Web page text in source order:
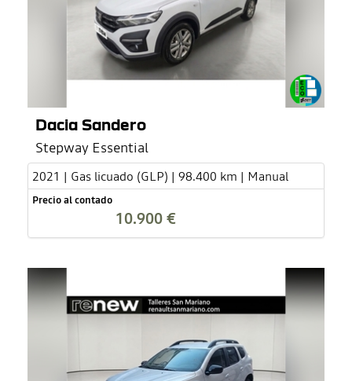
Dacia Sandero
Stepway Essential
2021 | Gas licuado (GLP) | 98.400 km | Manual
Precio al contado
10.900 €